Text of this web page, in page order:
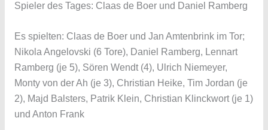
Spieler des Tages: Claas de Boer und Daniel Ramberg
Es spielten: Claas de Boer und Jan Amtenbrink im Tor;
Nikola Angelovski (6 Tore), Daniel Ramberg, Lennart
Ramberg (je 5), Sören Wendt (4), Ulrich Niemeyer,
Monty von der Ah (je 3), Christian Heike, Tim Jordan (je
2), Majd Balsters, Patrik Klein, Christian Klinckwort (je 1)
und Anton Frank